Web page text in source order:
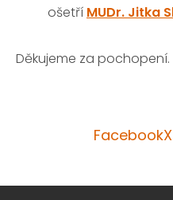
ošetří MUDr. Jitka
Děkujeme za pochopení.
Facebook